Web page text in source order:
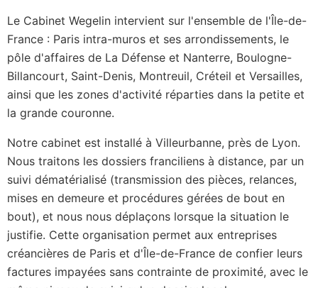
Le Cabinet Wegelin intervient sur l'ensemble de l'Île-de-
France : Paris intra-muros et ses arrondissements, le
pôle d'affaires de La Défense et Nanterre, Boulogne-
Billancourt, Saint-Denis, Montreuil, Créteil et Versailles,
ainsi que les zones d'activité réparties dans la petite et
la grande couronne.
Notre cabinet est installé à Villeurbanne, près de Lyon.
Nous traitons les dossiers franciliens à distance, par un
suivi dématérialisé (transmission des pièces, relances,
mises en demeure et procédures gérées de bout en
bout), et nous nous déplaçons lorsque la situation le
justifie. Cette organisation permet aux entreprises
créancières de Paris et d'Île-de-France de confier leurs
factures impayées sans contrainte de proximité, avec le